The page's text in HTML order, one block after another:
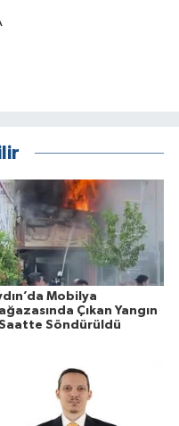
Mobilya
Çıkan Yangın
Söndürüldü